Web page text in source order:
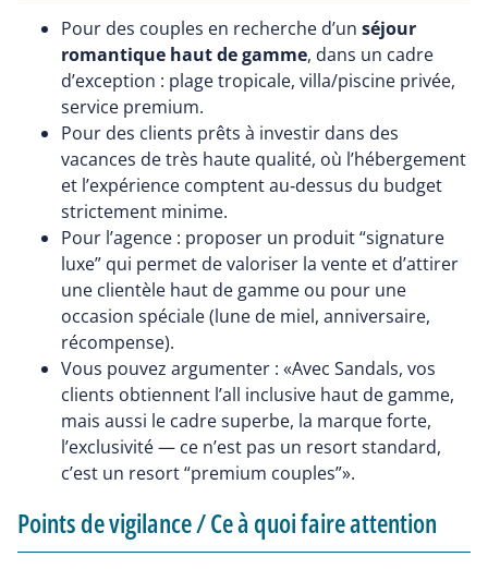
Pour des couples en recherche d’un séjour
romantique haut de gamme, dans un cadre
d’exception : plage tropicale, villa/piscine privée,
service premium.
Pour des clients prêts à investir dans des
vacances de très haute qualité, où l’hébergement
et l’expérience comptent au‑dessus du budget
strictement minime.
Pour l’agence : proposer un produit “signature
luxe” qui permet de valoriser la vente et d’attirer
une clientèle haut de gamme ou pour une
occasion spéciale (lune de miel, anniversaire,
récompense).
Vous pouvez argumenter : «Avec Sandals, vos
clients obtiennent l’all inclusive haut de gamme,
mais aussi le cadre superbe, la marque forte,
l’exclusivité — ce n’est pas un resort standard,
c’est un resort “premium couples”».
Points de vigilance / Ce à quoi faire attention